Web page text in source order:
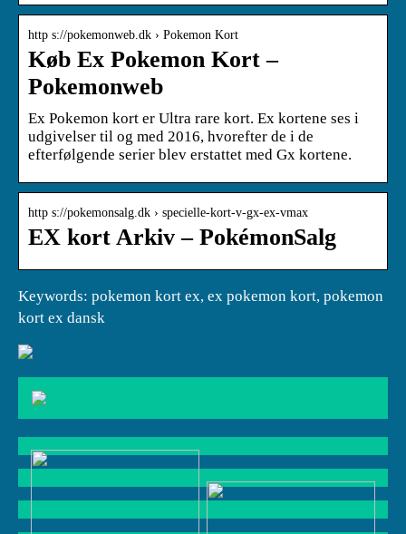
http s://pokemonweb.dk › Pokemon Kort
Køb Ex Pokemon Kort –
Pokemonweb
Ex Pokemon kort er Ultra rare kort. Ex kortene ses i
udgivelser til og med 2016, hvorefter de i de
efterfølgende serier blev erstattet med Gx kortene.
http s://pokemonsalg.dk › specielle-kort-v-gx-ex-vmax
EX kort Arkiv – PokémonSalg
Keywords: pokemon kort ex, ex pokemon kort, pokemon
kort ex dansk